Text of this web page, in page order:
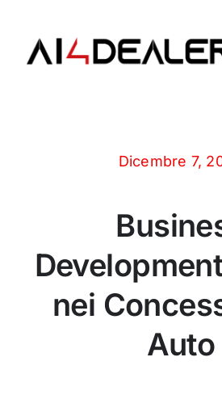
contenuto
Dipendenti Virtuali
Contatti
Dicembre 7,
nei
Auto